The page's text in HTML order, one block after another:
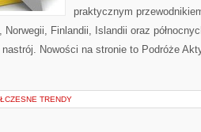
praktycznym
Finlandii, Islandii oraz
Nowości na stronie to Podróże
TRENDY